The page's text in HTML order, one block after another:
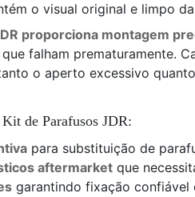
o visual original e limpo da
proporciona montagem
falham prematuramente.
o aperto excessivo
de Parafusos JDR:
para substituição de
aftermarket que
garantindo fixação